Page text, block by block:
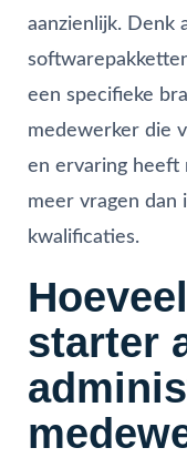
aanzienlijk. Denk
een specifieke
medewerker die
en ervaring heeft
meer vragen dan
kwalificaties.
starter